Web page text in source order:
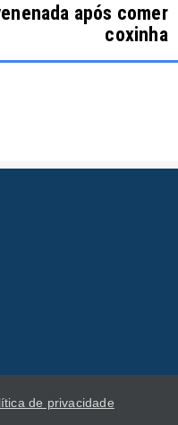
de privacidade
após comer
coxinha